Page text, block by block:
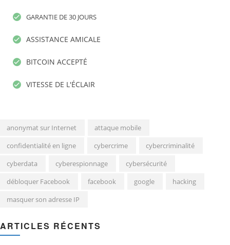
GARANTIE DE 30 JOURS
ASSISTANCE AMICALE
BITCOIN ACCEPTÉ
VITESSE DE L'ÉCLAIR
anonymat sur Internet
attaque mobile
confidentialité en ligne
cybercrime
cybercriminalité
cyberdata
cyberespionnage
cybersécurité
débloquer Facebook
facebook google
hacking
masquer son adresse IP
ARTICLES RÉCENTS